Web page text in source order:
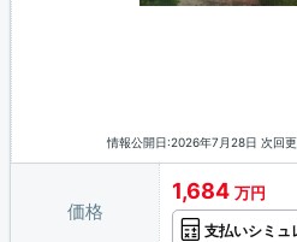
情報公開日:2026年7月28日 次回
価格
1,684 万円
支払いシミュ